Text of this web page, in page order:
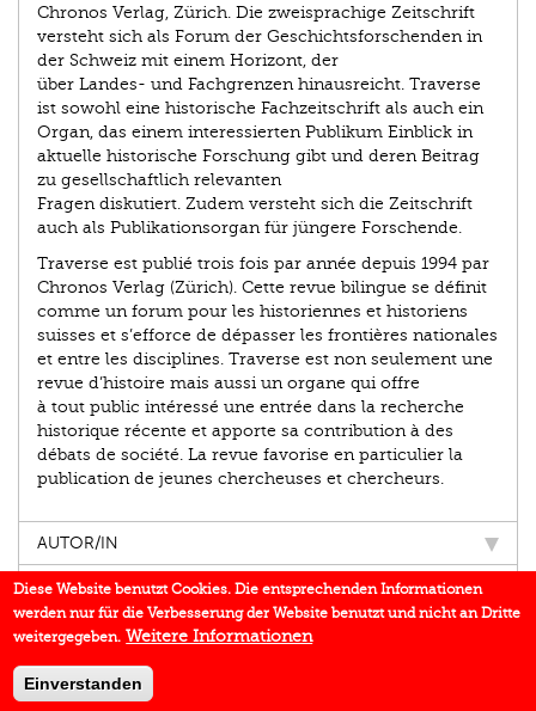
Chronos Verlag, Zürich. Die zweisprachige Zeitschrift
versteht sich als Forum der Geschichtsforschenden in
der Schweiz mit einem Horizont, der
über Landes- und Fachgrenzen hinausreicht. Traverse
ist sowohl eine historische Fachzeitschrift als auch ein
Organ, das einem interessierten Publikum Einblick in
aktuelle historische Forschung gibt und deren Beitrag
zu gesellschaftlich relevanten
Fragen diskutiert. Zudem versteht sich die Zeitschrift
auch als Publikationsorgan für jüngere Forschende.
Traverse est publié trois fois par année depuis 1994 par
Chronos Verlag (Zürich). Cette revue bilingue se définit
comme un forum pour les historiennes et historiens
suisses et s’efforce de dépasser les frontières nationales
et entre les disciplines. Traverse est non seulement une
revue d’histoire mais aussi un organe qui offre
à tout public intéressé une entrée dans la recherche
historique récente et apporte sa contribution à des
débats de société. La revue favorise en particulier la
publication de jeunes chercheuses et chercheurs.
AUTOR/IN
EINBLICK
BUCHREIHE
DOWNLOADS
Diese Website benutzt Cookies. Die entsprechenden Informationen
werden nur für die Verbesserung der Website benutzt und nicht an Dritte
weitergegeben. Weitere Informationen
Einverstanden